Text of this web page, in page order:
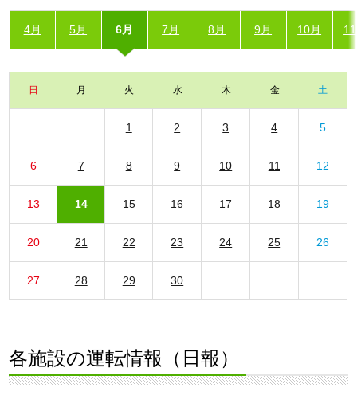
4月 5月 6月 7月 8月 9月 10月
日 月 火 水 木 金 土
1 2 3 4 5
6 7 8 9 10 11 12
13 14 15 16 17 18 19
20 21 22 23 24 25 26
27 28 29 30
各施設の運転情報（日報）